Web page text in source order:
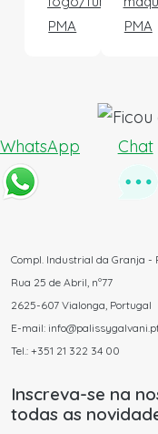
PMA
PMA
WhatsApp Chat
Compl. Industrial da Granja -
Rua 25 de Abril, nº77
2625-607 Vialonga, Portugal
E-mail:
Tel.: +351 21 322 34 00
Inscreva-se na
todas as